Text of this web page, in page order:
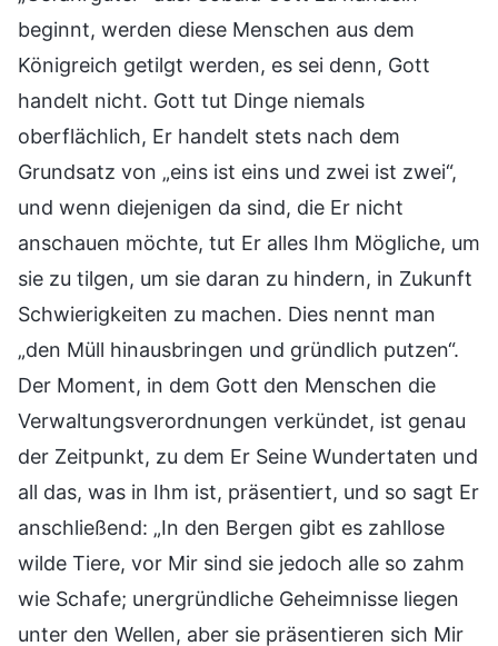
beginnt, werden diese Menschen aus dem
Königreich getilgt werden, es sei denn, Gott
handelt nicht. Gott tut Dinge niemals
oberflächlich, Er handelt stets nach dem
Grundsatz von „eins ist eins und zwei ist zwei“,
und wenn diejenigen da sind, die Er nicht
anschauen möchte, tut Er alles Ihm Mögliche, um
sie zu tilgen, um sie daran zu hindern, in Zukunft
Schwierigkeiten zu machen. Dies nennt man
„den Müll hinausbringen und gründlich putzen“.
Der Moment, in dem Gott den Menschen die
Verwaltungsverordnungen verkündet, ist genau
der Zeitpunkt, zu dem Er Seine Wundertaten und
all das, was in Ihm ist, präsentiert, und so sagt Er
anschließend: „In den Bergen gibt es zahllose
wilde Tiere, vor Mir sind sie jedoch alle so zahm
wie Schafe; unergründliche Geheimnisse liegen
unter den Wellen, aber sie präsentieren sich Mir